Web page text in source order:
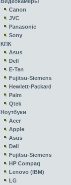
Canon
JVC
Panasonic
Sony
КПК
Asus
Dell
E-Ten
Fujitsu-Siemens
Hewlett-Packard
Palm
Qtek
Ноутбуки
Acer
Apple
Asus
Dell
Fujitsu-Siemens
HP Compaq
Lenovo (IBM)
LG